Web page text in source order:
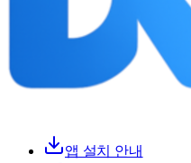
앱 설치 안내